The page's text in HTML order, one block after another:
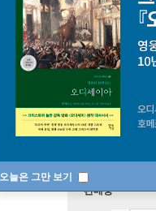
오늘은 그만 보기
판매중